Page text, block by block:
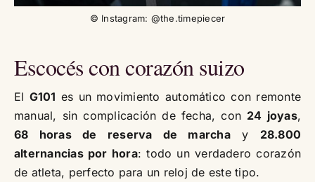
© Instagram: @the.timepiecer
Escocés con corazón suizo
El G101 es un movimiento automático con remonte
manual, sin complicación de fecha, con 24 joyas,
68 horas de reserva de marchay 28.800
alternancias por hora: todo un verdadero corazón
de atleta, perfecto para un reloj de este tipo.